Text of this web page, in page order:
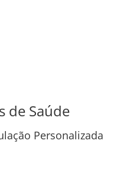
de Saúde
Personalizada